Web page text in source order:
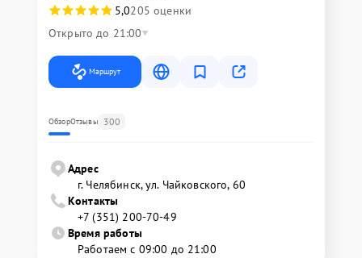
5,0205 оценки
Открыто до 21:00
Маршрут
ОбзорОтзывы 300
Адрес
г. Челябинск, ул. Чайковского, 60
Контакты
+7 (351) 200-70-49
Время работы
Работаем с 09:00 до 21:00